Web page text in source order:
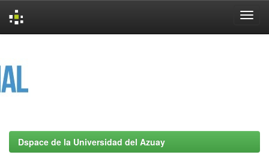
Dspace de la Universidad del Azuay